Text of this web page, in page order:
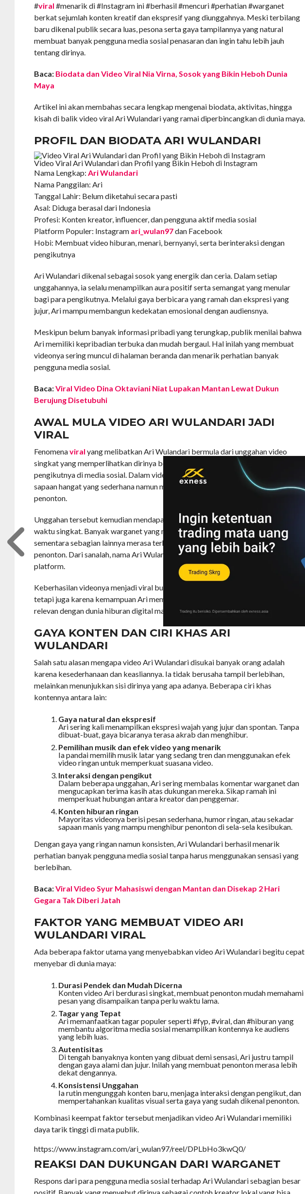
#viral#menarik di #Instagram ini #berhasil #mencuri #perhatian #warganet
berkat sejumlah konten kreatif dan ekspresif yang diunggahnya. Meski terbilang
baru dikenal publik secara luas, pesona serta gaya tampilannya yang natural
membuat banyak pengguna media sosial penasaran dan ingin tahu lebih jauh
tentang dirinya.
Baca: Biodata dan Video Viral Nia Virna, Sosok yang Bikin Heboh Dunia
Maya
Artikel ini akan membahas secara lengkap mengenai biodata, aktivitas, hingga
kisah di balik video viral Ari Wulandari yang ramai diperbincangkan di dunia maya.
PROFIL DAN BIODATA ARI WULANDARI
Video Viral Ari Wulandari dan Profil yang Bikin Heboh di Instagram
Nama Lengkap: Ari Wulandari
Nama Panggilan: Ari
Tanggal Lahir: Belum diketahui secara pasti
Asal: Diduga berasal dari Indonesia
Profesi: Konten kreator, influencer, dan pengguna aktif media sosial
Platform Populer: Instagram ari_wulan97dan Facebook
Hobi: Membuat video hiburan, menari, bernyanyi, serta berinteraksi dengan
pengikutnya
Ari Wulandari dikenal sebagai sosok yang energik dan ceria. Dalam setiap
unggahannya, ia selalu menampilkan aura positif serta semangat yang menular
bagi para pengikutnya. Melalui gaya berbicara yang ramah dan ekspresi yang
jujur, Ari mampu membangun kedekatan emosional dengan audiensnya.
Meskipun belum banyak informasi pribadi yang terungkap, publik menilai bahwa
Ari memiliki kepribadian terbuka dan mudah bergaul. Hal inilah yang membuat
videonya sering muncul di halaman beranda dan menarik perhatian banyak
pengguna media sosial.
Baca:Viral Video Dina Oktaviani Niat Lupakan Mantan Lewat Dukun
Berujung Disetubuhi
AWAL MULA VIDEO ARI WULANDARI JADI
VIRAL
Fenomenaviralyang melibatkan Ari Wulandari bermula dari unggahan video
singkat yang memperlihatkan dirinya berinteraksi dengan para penggemar dan
pengikutnya di media sosial. Dalam video tersebut, Ari tampil santai dengan
sapaan hangat yang sederhana namun mampu mengundang perhatian banyak
penonton.
Unggahan tersebut kemudian mendapatkan ribuan tayangan dan komentar dalam
waktu singkat. Banyak warganet yang memuji ekspresinya yang lucu dan spontan,
sementara sebagian lainnya merasa terhibur oleh caranya berinteraksi dengan
penonton. Dari sanalah, nama Ari Wulandari mulai menyebar luas di berbagai
platform.
Keberhasilan videonya menjadi viral bukan hanya karena faktor penampilan,
tetapi juga karena kemampuan Ari membaca tren dan menciptakan konten yang
relevan dengan dunia hiburan digital masa kini.
GAYA KONTEN DAN CIRI KHAS ARI
WULANDARI
Salah satu alasan mengapa video Ari Wulandari disukai banyak orang adalah
karena kesederhanaan dan keasliannya. Ia tidak berusaha tampil berlebihan,
melainkan menunjukkan sisi dirinya yang apa adanya. Beberapa ciri khas
kontennya antara lain:
Gaya natural dan ekspresif
Ari sering kali menampilkan ekspresi wajah yang jujur dan spontan. Tanpa
dibuat-buat, gaya bicaranya terasa akrab dan menghibur.
Pemilihan musik dan efek video yang menarik
Ia pandai memilih musik latar yang sedang tren dan menggunakan efek
video ringan untuk memperkuat suasana video.
Interaksi dengan pengikut
Dalam beberapa unggahan, Ari sering membalas komentar warganet dan
mengucapkan terima kasih atas dukungan mereka. Sikap ramah ini
memperkuat hubungan antara kreator dan penggemar.
Konten hiburan ringan
Mayoritas videonya berisi pesan sederhana, humor ringan, atau sekadar
sapaan manis yang mampu menghibur penonton di sela-sela kesibukan.
Dengan gaya yang ringan namun konsisten, Ari Wulandari berhasil menarik
perhatian banyak pengguna media sosial tanpa harus menggunakan sensasi yang
berlebihan.
Baca:Viral Video Syur Mahasiswi dengan Mantan dan Disekap 2 Hari
Gegara Tak Diberi Jatah
FAKTOR YANG MEMBUAT VIDEO ARI
WULANDARI VIRAL
Ada beberapa faktor utama yang menyebabkan video Ari Wulandari begitu cepat
menyebar di dunia maya:
Durasi Pendek dan Mudah Dicerna
Konten video Ari berdurasi singkat, membuat penonton mudah memahami
pesan yang disampaikan tanpa perlu waktu lama.
Tagar yang Tepat
Ari memanfaatkan tagar populer seperti #fyp, #viral, dan #hiburan yang
membantu algoritma media sosial menampilkan kontennya ke audiens
yang lebih luas.
Autentisitas
Di tengah banyaknya konten yang dibuat demi sensasi, Ari justru tampil
dengan gaya alami dan jujur. Inilah yang membuat penonton merasa lebih
dekat dengannya.
Konsistensi Unggahan
Ia rutin mengunggah konten baru, menjaga interaksi dengan pengikut, dan
mempertahankan kualitas visual serta gaya yang sudah dikenal penonton.
Kombinasi keempat faktor tersebut menjadikan video Ari Wulandari memiliki
daya tarik tinggi di mata publik.
https://www.instagram.com/ari_wulan97/reel/DPLbHo3kwQ0/
REAKSI DAN DUKUNGAN DARI WARGANET
Respons dari para pengguna media sosial terhadap Ari Wulandari sebagian besar
positif. Banyak yang menyebut dirinya sebagai contoh kreator lokal yang bisa